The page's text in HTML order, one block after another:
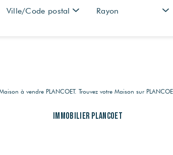
Ville/Code postal Rayon
à vendre PLANCOET. Trouvez votre Maison sur
Immobilier PLANCOET